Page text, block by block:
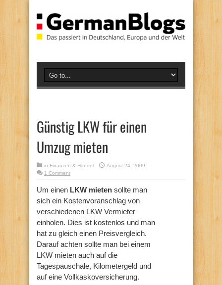
Günstig LKW für einen
Umzug mieten
in Finanzen & Handel
August 24, 2009
1 Comment
Um einen LKW mieten sollte man
sich ein Kostenvoranschlag von
verschiedenen LKW Vermieter
einholen. Dies ist kostenlos und man
hat zu gleich einen Preisvergleich.
Darauf achten sollte man bei einem
LKW mieten auch auf die
Tagespauschale, Kilometergeld und
auf eine Vollkaskoversicherung.